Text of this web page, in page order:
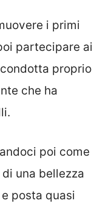
i primi
partecipare ai
proprio
che ha
poi come
una bellezza
posta quasi